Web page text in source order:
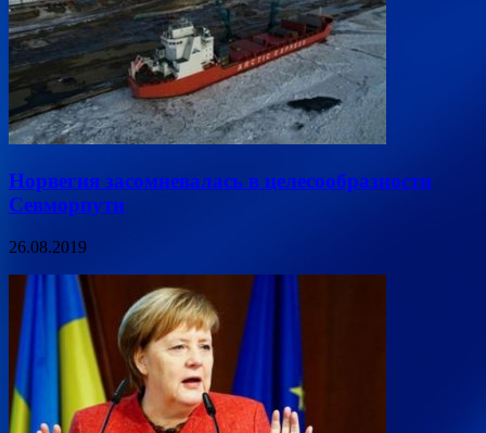
Норвегия засомневалась в целесообразности
Севморпути
26.08.2019